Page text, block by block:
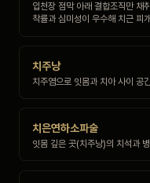
입천장 점막 아래 결합조직만 채
착률과 심미성이 우수해 치근 피
치주낭
치주염으로 잇몸과 치아 사이 공
치은연하소파술
잇몸 깊은 곳(치주낭)의 치석과